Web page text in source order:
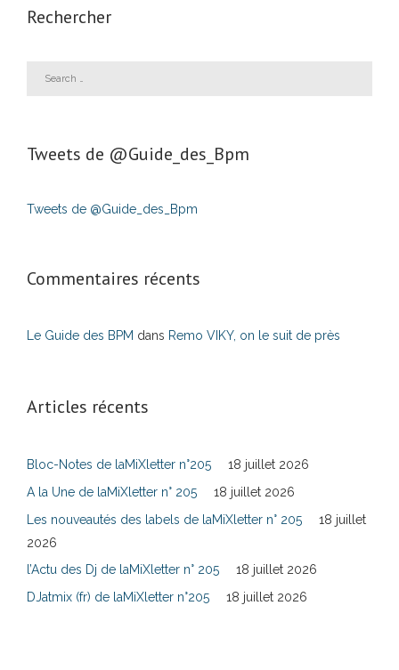
Rechercher
Tweets de ‎@Guide_des_Bpm
Tweets de @Guide_des_Bpm
Commentaires récents
Le Guide des BPM dans Remo VIKY, on le suit de près
Articles récents
Bloc-Notes de laMiXletter n°205
18 juillet 2026
A la Une de laMiXletter n° 205
18 juillet 2026
Les nouveautés des labels de laMiXletter n° 205
18 juillet
2026
l’Actu des Dj de laMiXletter n° 205
18 juillet 2026
DJatmix (fr) de laMiXletter n°205
18 juillet 2026